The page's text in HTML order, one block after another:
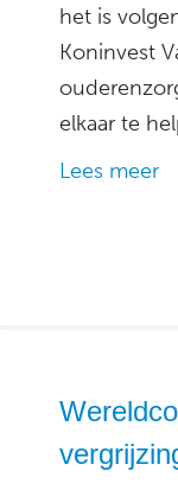
het is
Koninvest
elkaar te
Lees meer